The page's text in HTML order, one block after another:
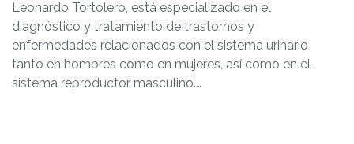
Leonardo Tortolero, está especializado en el
diagnóstico y tratamiento de trastornos y
enfermedades relacionados con el sistema urinario
tanto en hombres como en mujeres, así como en el
sistema reproductor masculino.…